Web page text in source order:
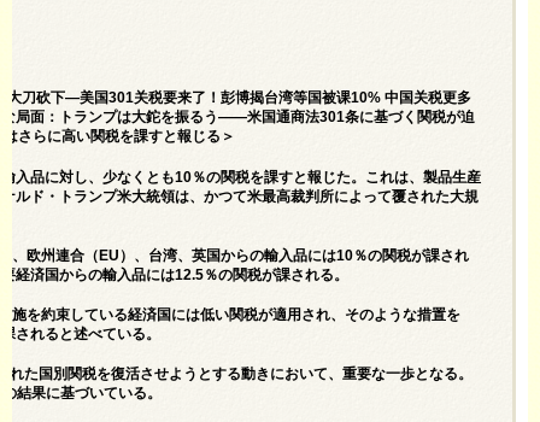
刀砍下—美国301关税要来了！彭博揭台湾等国被课10% 中国关税更多
局面：トランプは大鉈を振るう――米国通商法301条に基づく関税が迫
さらに高い関税を課すと報じる＞
入品に対し、少なくとも10％の関税を課すと報じた。これは、製品生産
ルド・トランプ米大統領は、かつて米最高裁判所によって覆された大規
、欧州連合（EU）、台湾、英国からの輸入品には10％の関税が課され
経済国からの輸入品には12.5％の関税が課される。
施を約束している経済国には低い関税が適用され、そのような措置を
されると述べている。
た国別関税を復活させようとする動きにおいて、重要な一歩となる。
結果に基づいている。